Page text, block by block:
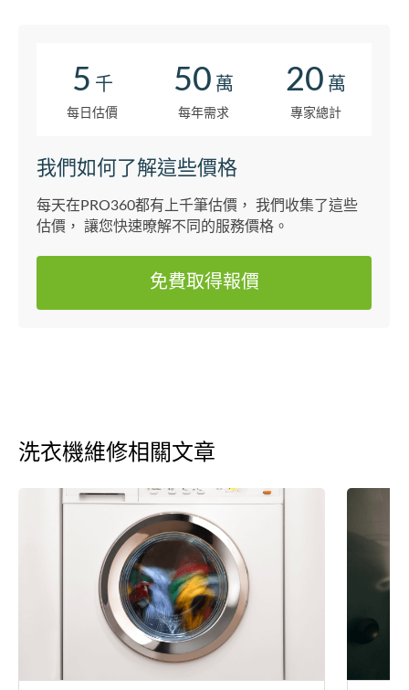
5 千
每日估價
50 萬
每年需求
20 萬
專家總計
我們如何了解這些價格
每天在PRO360都有上千筆估價， 我們收集了這些
估價， 讓您快速暸解不同的服務價格。
免費取得報價
洗衣機維修相關文章